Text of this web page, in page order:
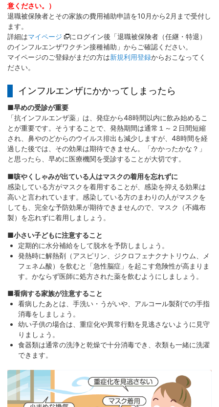
意ください。）
退職被保険者とその家族の費用補助申請を10月から2月まで受付し
ます。
詳細はマイページ
にログイン後「退職被保険者（任継・特退）
のインフルエンザワクチン接種補助」からご確認ください。
マイページのご登録がまだの方は新規利用登録からおこなってく
ださい。
インフルエンザにかかってしまったら
■早めの受診が重要
「抗インフルエンザ薬」は、発症から48時間以内に飲み始めるこ
とが重要です。そうすることで、発熱期間は通常１～２日間短縮
され、鼻やのどからのウイルス排出も減少しますが、48時間を経
過した後では、その効果は期待できません。「かかったかな？」
と思ったら、早めに医療機関を受診することが大切です。
■咳やくしゃみが出ている人はマスクの着用を忘れずに
感染している方がマスクを着用することが、感染を抑える効果は
高いと言われています。感染している方のまわりの人がマスクを
しても、完全な予防効果が期待できませんので、マスク（不織布
製）を忘れずに着用しましょう。
■小さい子どもに注意すること
定期的に水分補給をして脱水を予防しましょう。
発熱時に解熱剤（アスピリン、ジクロフェナクナトリウム、メ
フェネム酸）を飲むと「急性脳症」を起こす危険性が高まりま
す。かならず医師に処方された薬を飲むようにしましょう。
■看病する家族が注意すること
看病したあとは、手洗い・うがいや、アルコール製剤での手指
消毒をしましょう。
幼い子供の場合は、重症化や異常行動を見逃さないように見守
りましょう。
食器類は通常の洗浄と乾燥で十分消毒でき、衣類も一緒に洗濯
できます。